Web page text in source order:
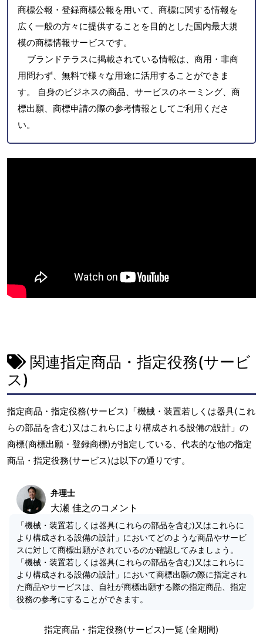
商標公報・登録商標公報を用いて、商標に関する情報を
広く一般の方々に提供することを目的とした国内最大規
模の商標情報サービスです。
ブランドテラスに掲載されている情報は、商用・非商
用問わず、無料で様々な用途に活用することができま
す。 自身のビジネスの商品、サービスのネーミング、商
標出願、商標申請の際の参考情報としてご利用くださ
い。
関連指定商品・指定役務(サービ
ス)
指定商品・指定役務(サービス)「機械・装置若しくは器具(これ
らの部品を含む)又はこれらにより構成される設備の設計」の
商標(商標出願・登録商標)が指定している、代表的な他の指定
商品・指定役務(サービス)は以下の通りです。
弁理士
大瀬 佳之のコメント
「機械・装置若しくは器具(これらの部品を含む)又はこれらに
より構成される設備の設計」においてどのような商品やサービ
スに対して商標出願がされているのか確認してみましょう。
「機械・装置若しくは器具(これらの部品を含む)又はこれらに
より構成される設備の設計」において商標出願の際に指定され
た商品やサービスは、自社が商標出願する際の指定商品、指定
役務の参考にすることができます。
指定商品・指定役務(サービス)一覧 (全期間)